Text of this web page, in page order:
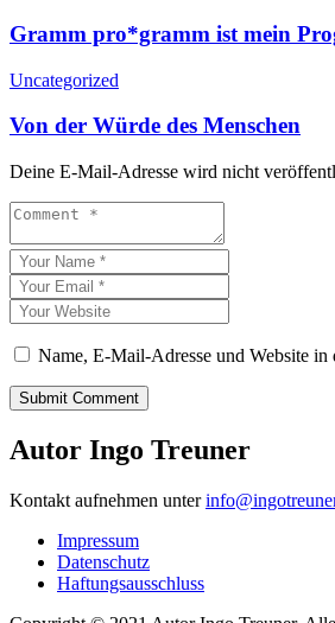
Gramm pro*gramm ist mein
Uncategorized
Von der Würde des Menschen
Deine E-Mail-Adresse wird nicht
Name, E-Mail-Adresse und Website in
Autor Ingo Treuner
Kontakt aufnehmen unter
Impressum
Datenschutz
Haftungsausschluss